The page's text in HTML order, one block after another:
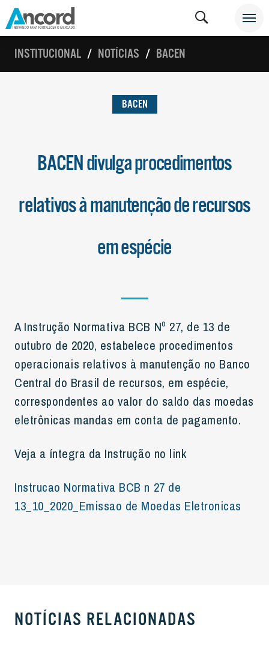
INSTITUCIONAL NOTÍCIAS BACEN
BACEN
BACEN divulga procedimentos
relativos à manutenção de recursos
em espécie
A Instrução Normativa BCB Nº 27, de 13 de
outubro de 2020, estabelece procedimentos
operacionais relativos à manutenção no Banco
Central do Brasil de recursos, em espécie,
correspondentes ao valor do saldo das moedas
eletrônicas mandas em conta de pagamento.
Veja a íntegra da Instrução no link
Instrucao Normativa BCB n 27 de
13_10_2020_Emissao de Moedas Eletronicas
NOTÍCIAS RELACIONADAS